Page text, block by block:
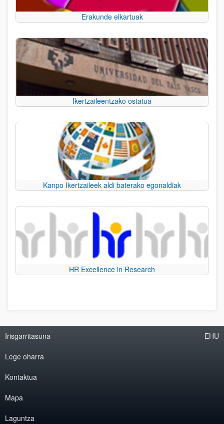
Erakunde elkartuak
Ikertzaileentzako ostatua
Kanpo Ikertzaileek aldi baterako egonaldiak
HR Excellence in Research
Irisgarritasuna
Lege oharra
Kontaktua
Mapa
Laguntza
EHU